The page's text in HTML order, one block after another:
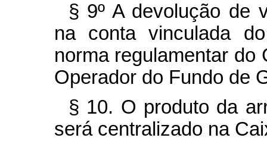
§ 9º A devolução de
na conta vinculada
norma regulamentar do
Operador do Fundo de
§ 10. O produto da
será centralizado na